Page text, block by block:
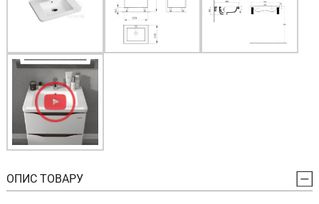
ОПИС ТОВАРУ